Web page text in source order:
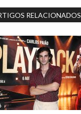
RELACIONADOS